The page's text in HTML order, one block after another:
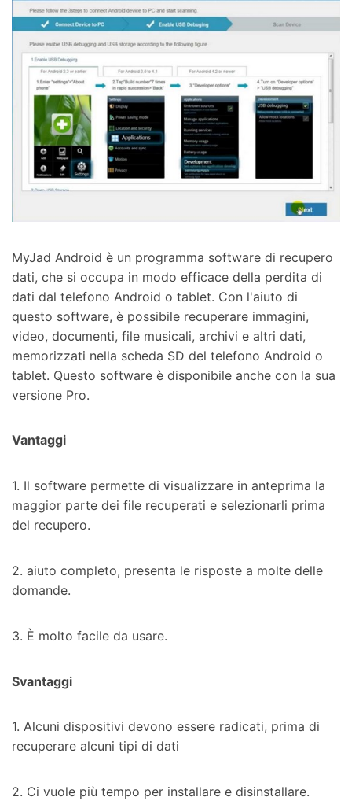
MyJad Android è un programma software di recupero
dati, che si occupa in modo efficace della perdita di
dati dal telefono Android o tablet. Con l'aiuto di
questo software, è possibile recuperare immagini,
video, documenti, file musicali, archivi e altri dati,
memorizzati nella scheda SD del telefono Android o
tablet. Questo software è disponibile anche con la sua
versione Pro.
Vantaggi
1. Il software permette di visualizzare in anteprima la
maggior parte dei file recuperati e selezionarli prima
del recupero.
2. aiuto completo, presenta le risposte a molte delle
domande.
3. È molto facile da usare.
Svantaggi
1. Alcuni dispositivi devono essere radicati, prima di
recuperare alcuni tipi di dati
2. Ci vuole più tempo per installare e disinstallare.